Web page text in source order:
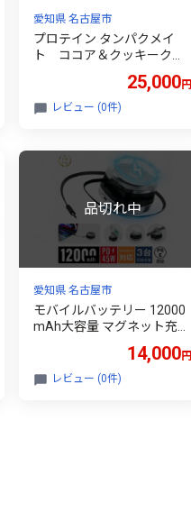
愛知県 名古屋市
プロテイン タンパクメイ
ト ココア＆クッキークラ
25,000円
レビュー (0件)
愛知県 名古屋市
モバイルバッテリー 12000
mAh大容量 マグネット充電
MagSafe対応 3台同時充電 i
Phone17充電 Type-C出力/
14,000円
レビュー (0件)